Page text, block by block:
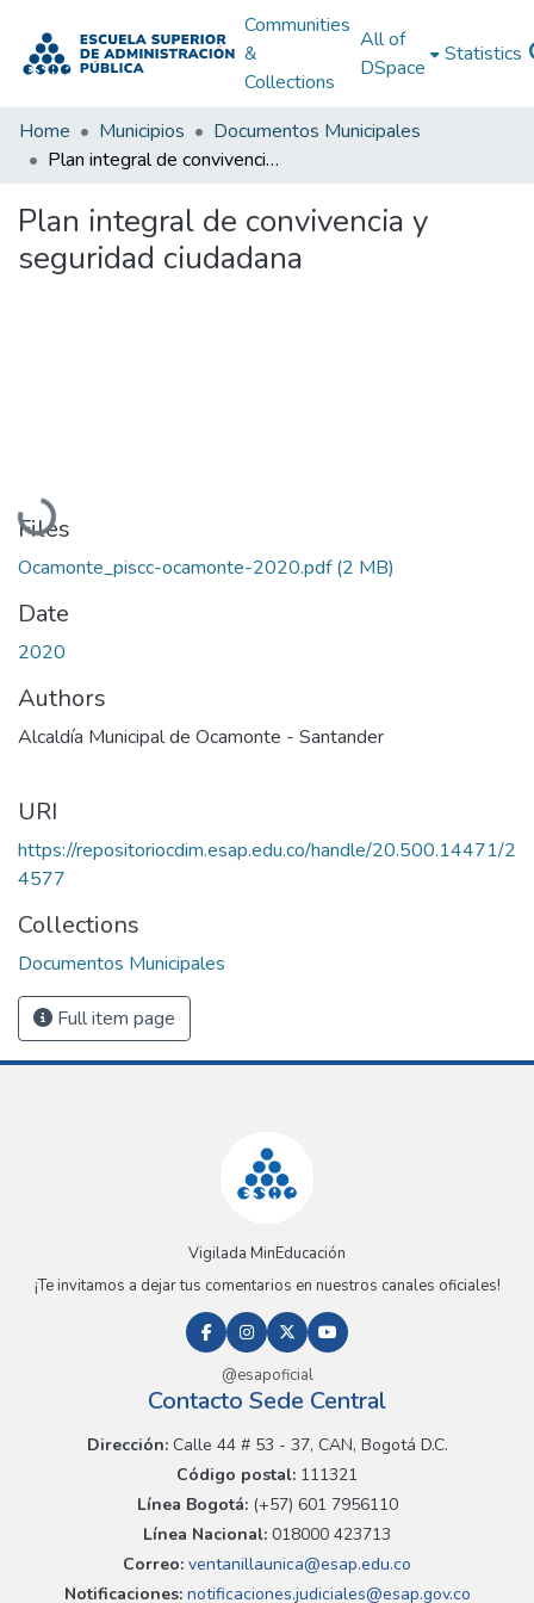
Communities
&
Collections
All of
DSpace
Statistics
Home Municipios
Documentos Municipales
Plan integral de convivencia y seguridad ciudadana
Plan integral de convivencia y
seguridad ciudadana
Loading...
Files
Ocamonte_piscc-ocamonte-2020.pdf(2 MB)
Date
2020
Authors
Alcaldía Municipal de Ocamonte - Santander
URI
https://repositoriocdim.esap.edu.co/handle/20.500.14471/2
4577
Collections
Documentos Municipales
Full item page
Vigilada MinEducación
¡Te invitamos a dejar tus comentarios en nuestros canales oficiales!
@esapoficial
Contacto Sede Central
Dirección:Calle 44 # 53 - 37, CAN, Bogotá D.C.
Código postal: 111321
Línea Bogotá:(+57) 601 7956110
Línea Nacional: 018000 423713
Correo: ventanillaunica@esap.edu.co
Notificaciones:notificaciones.judiciales@esap.gov.co